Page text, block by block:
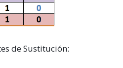
de Sustitución: